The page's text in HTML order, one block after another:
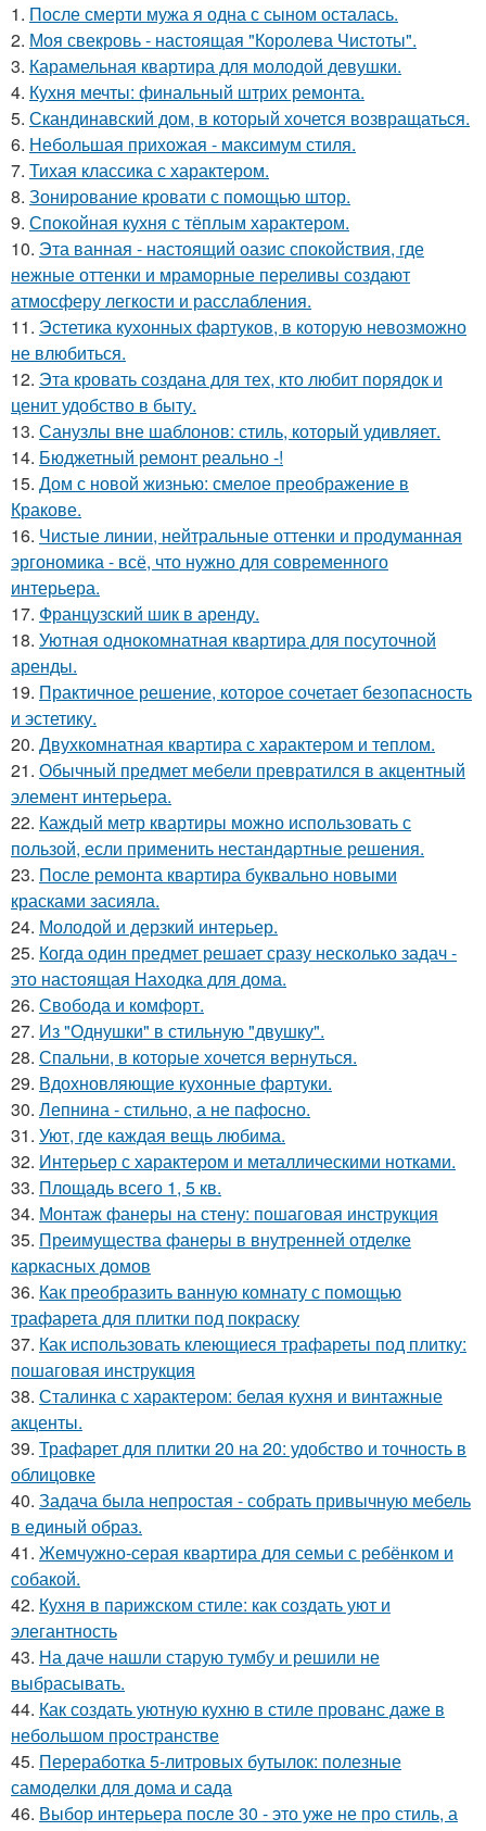
1. После смерти мужа я одна с сыном осталась.
2. Моя свекровь - настоящая "Королева Чистоты".
3. Карамельная квартира для молодой девушки.
4. Кухня мечты: финальный штрих ремонта.
5. Скандинавский дом, в который хочется возвращаться.
6. Небольшая прихожая - максимум стиля.
7. Тихая классика с характером.
8. Зонирование кровати с помощью штор.
9. Спокойная кухня с тёплым характером.
10. Эта ванная - настоящий оазис спокойствия, где
нежные оттенки и мраморные переливы создают
атмосферу легкости и расслабления.
11. Эстетика кухонных фартуков, в которую невозможно
не влюбиться.
12. Эта кровать создана для тех, кто любит порядок и
ценит удобство в быту.
13. Санузлы вне шаблонов: стиль, который удивляет.
14. Бюджетный ремонт реально -!
15. Дом с новой жизнью: смелое преображение в
Кракове.
16. Чистые линии, нейтральные оттенки и продуманная
эргономика - всё, что нужно для современного
интерьера.
17. Французский шик в аренду.
18. Уютная однокомнатная квартира для посуточной
аренды.
19. Практичное решение, которое сочетает безопасность
и эстетику.
20. Двухкомнатная квартира с характером и теплом.
21. Обычный предмет мебели превратился в акцентный
элемент интерьера.
22. Каждый метр квартиры можно использовать с
пользой, если применить нестандартные решения.
23. После ремонта квартира буквально новыми
красками засияла.
24. Молодой и дерзкий интерьер.
25. Когда один предмет решает сразу несколько задач -
это настоящая Находка для дома.
26. Свобода и комфорт.
27. Из "Однушки" в стильную "двушку".
28. Спальни, в которые хочется вернуться.
29. Вдохновляющие кухонные фартуки.
30. Лепнина - стильно, а не пафосно.
31. Уют, где каждая вещь любима.
32. Интерьер с характером и металлическими нотками.
33. Площадь всего 1, 5 кв.
34. Монтаж фанеры на стену: пошаговая инструкция
35. Преимущества фанеры в внутренней отделке
каркасных домов
36. Как преобразить ванную комнату с помощью
трафарета для плитки под покраску
37. Как использовать клеющиеся трафареты под плитку:
пошаговая инструкция
38. Сталинка с характером: белая кухня и винтажные
акценты.
39. Трафарет для плитки 20 на 20: удобство и точность в
облицовке
40. Задача была непростая - собрать привычную мебель
в единый образ.
41. Жемчужно-серая квартира для семьи с ребёнком и
собакой.
42. Кухня в парижском стиле: как создать уют и
элегантность
43. На даче нашли старую тумбу и решили не
выбрасывать.
44. Как создать уютную кухню в стиле прованс даже в
небольшом пространстве
45. Переработка 5-литровых бутылок: полезные
самоделки для дома и сада
46. Выбор интерьера после 30 - это уже не про стиль, а